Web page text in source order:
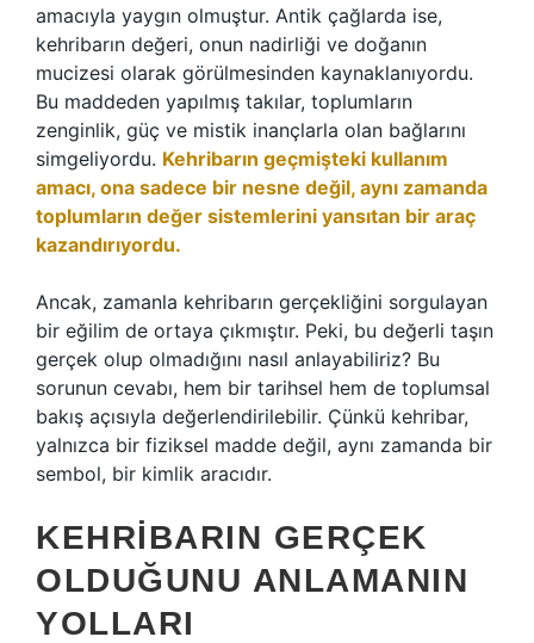
amacıyla yaygın olmuştur. Antik çağlarda ise,
kehribarın değeri, onun nadirliği ve doğanın
mucizesi olarak görülmesinden kaynaklanıyordu.
Bu maddeden yapılmış takılar, toplumların
zenginlik, güç ve mistik inançlarla olan bağlarını
simgeliyordu. Kehribarın geçmişteki kullanım
amacı, ona sadece bir nesne değil, aynı zamanda
toplumların değer sistemlerini yansıtan bir araç
kazandırıyordu.
Ancak, zamanla kehribarın gerçekliğini sorgulayan
bir eğilim de ortaya çıkmıştır. Peki, bu değerli taşın
gerçek olup olmadığını nasıl anlayabiliriz? Bu
sorunun cevabı, hem bir tarihsel hem de toplumsal
bakış açısıyla değerlendirilebilir. Çünkü kehribar,
yalnızca bir fiziksel madde değil, aynı zamanda bir
sembol, bir kimlik aracıdır.
KEHRIBARIN GERÇEK
OLDUĞUNU ANLAMANIN
YOLLARI